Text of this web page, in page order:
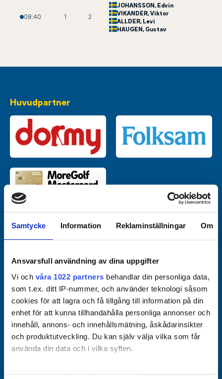
Samtycke Information Reklaminställningar Om
Ansvarsfull användning av dina uppgifter
Vi och våra 1022 partners behandlar din personliga data,
som t.ex. ditt IP-nummer, och använder teknologi såsom
cookies för att lagra och få tillgång till information på din
enhet för att kunna tillhandahålla personliga annonser och
innehåll, annons- och innehållsmätning, åskådarinsikter
och produktutveckling. Du kan själv välja vilka som får
använda din data och i vilka syften.
Med din tillåtelse skulle vi även vilja:
08:40 1 2
JOHANSSON, Edvin
VIKANDER, Viktor
ALLDER, Levi
HAUGEN, Gustav
Huvudpartner